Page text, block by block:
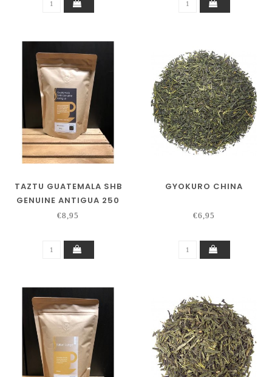
TAZTU GUATEMALA SHB
GENUINE ANTIGUA 250
GRAM
€8,95
GYOKURO CHINA
€6,95